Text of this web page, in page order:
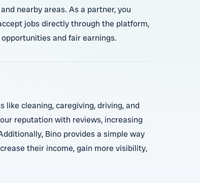
nearby areas. As a partner, you
jobs directly through the platform,
and fair earnings.
cleaning, caregiving, driving, and
reputation with reviews, increasing
Bino provides a simple way
their income, gain more visibility,